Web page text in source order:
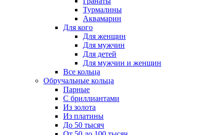
Турмалины
Аквамарин
Для кого
Для женщин
Для мужчин
Для детей
Для мужчин и женщин
Все кольца
Обручальные кольца
Парные
С бриллиантами
Из золота
Из платины
До 50 тысяч